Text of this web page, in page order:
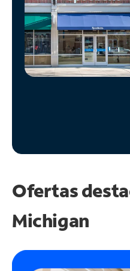
Administrar
cuenta
Encuentra
una
tienda
Ofertas
Michigan